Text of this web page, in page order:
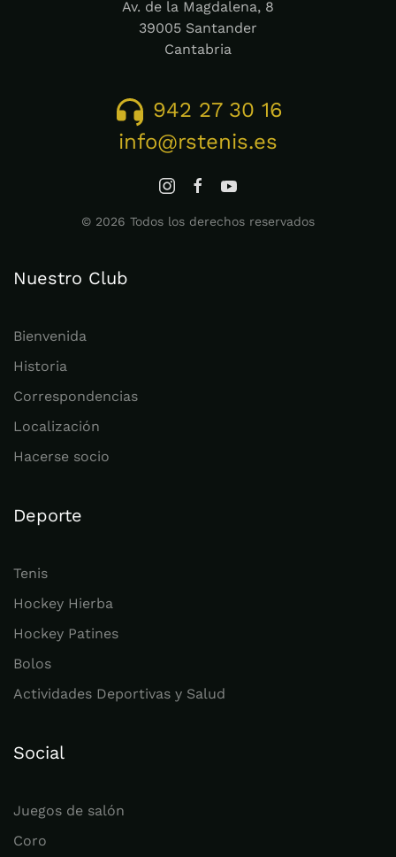
Av. de la Magdalena, 8
39005 Santander
Cantabria
942 27 30 16
info@rstenis.es
© 2026 Todos los derechos reservados
Nuestro Club
Bienvenida
Historia
Correspondencias
Localización
Hacerse socio
Deporte
Tenis
Hockey Hierba
Hockey Patines
Bolos
Actividades Deportivas y Salud
Social
Juegos de salón
Coro